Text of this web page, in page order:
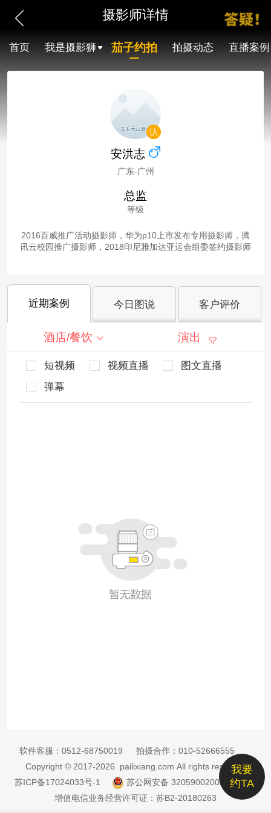
摄影师详情
首页 我是摄影狮 茄子约拍 拍摄动态 直播案例
安洪志
广东-广州
总监
等级
2016百威推广活动摄影师，华为p10上市发布专用摄影师，腾
讯云校园推广摄影师，2018印尼雅加达亚运会组委签约摄影师
近期案例 今日图说 客户评价
酒店/餐饮 演出
短视频 视频直播
图文直播
弹幕
我要
约TA
软件客服： 0512-68750019 拍摄合作： 010-52666555
Copyright © 2017-2026 pailixiang.com All rights reserved
苏ICP备17024033号-1
苏公网安备 32059002002885号
增值电信业务经营许可证：苏B2-20180263